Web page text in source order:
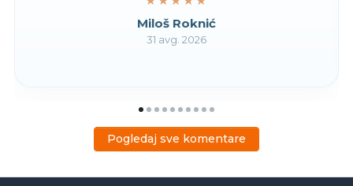
Miloš Roknić
31 avg. 2026
Pogledaj sve komentare